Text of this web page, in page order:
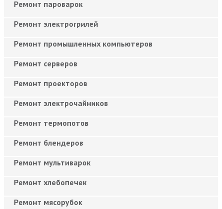
Ремонт пароварок
Ремонт электрогрилей
Ремонт промышленных компьютеров
Ремонт серверов
Ремонт проекторов
Ремонт электрочайников
Ремонт термопотов
Ремонт блендеров
Ремонт мультиварок
Ремонт хлебопечек
Ремонт мясорубок